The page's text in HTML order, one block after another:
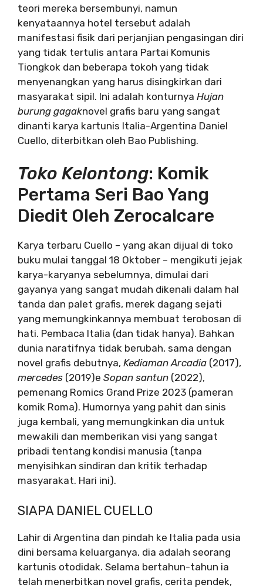
teori mereka bersembunyi, namun
kenyataannya hotel tersebut adalah
manifestasi fisik dari perjanjian pengasingan diri
yang tidak tertulis antara Partai Komunis
Tiongkok dan beberapa tokoh yang tidak
menyenangkan yang harus disingkirkan dari
masyarakat sipil. Ini adalah konturnya Hujan
burung gagaknovel grafis baru yang sangat
dinanti karya kartunis Italia-Argentina Daniel
Cuello, diterbitkan oleh Bao Publishing.
Toko Kelontong: Komik
Pertama Seri Bao Yang
Diedit Oleh Zerocalcare
Karya terbaru Cuello – yang akan dijual di toko
buku mulai tanggal 18 Oktober – mengikuti jejak
karya-karyanya sebelumnya, dimulai dari
gayanya yang sangat mudah dikenali dalam hal
tanda dan palet grafis, merek dagang sejati
yang memungkinkannya membuat terobosan di
hati. Pembaca Italia (dan tidak hanya). Bahkan
dunia naratifnya tidak berubah, sama dengan
novel grafis debutnya, Kediaman Arcadia (2017),
mercedes (2019)e Sopan santun (2022),
pemenang Romics Grand Prize 2023 (pameran
komik Roma). Humornya yang pahit dan sinis
juga kembali, yang memungkinkan dia untuk
mewakili dan memberikan visi yang sangat
pribadi tentang kondisi manusia (tanpa
menyisihkan sindiran dan kritik terhadap
masyarakat. Hari ini).
SIAPA DANIEL CUELLO
Lahir di Argentina dan pindah ke Italia pada usia
dini bersama keluarganya, dia adalah seorang
kartunis otodidak. Selama bertahun-tahun ia
telah menerbitkan novel grafis, cerita pendek,